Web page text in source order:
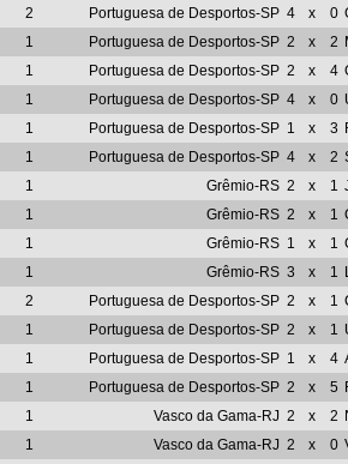
2 Portuguesa de Desportos-SP 4 x 0
1 Portuguesa de Desportos-SP 2 x 2
1 Portuguesa de Desportos-SP 2 x 4
1 Portuguesa de Desportos-SP 4 x 0
1 Portuguesa de Desportos-SP 1 x 3
1 Portuguesa de Desportos-SP 4 x 2
1 Grêmio-RS 2 x 1
1 Grêmio-RS 2 x 1
1 Grêmio-RS 1 x 1
1 Grêmio-RS 3 x 1
2 Portuguesa de Desportos-SP 2 x 1
1 Portuguesa de Desportos-SP 2 x 1
1 Portuguesa de Desportos-SP 1 x 4
1 Portuguesa de Desportos-SP 2 x 5
1 Vasco da Gama-RJ 2 x 2
1 Vasco da Gama-RJ 2 x 0